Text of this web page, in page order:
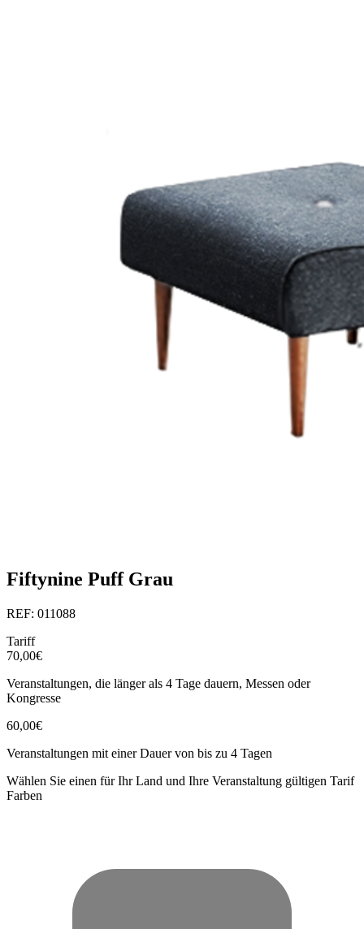
Fiftynine Puff Grau
REF: 011088
Tariff
70,00€
Veranstaltungen, die länger als 4 Tage dauern, Messen oder
Kongresse
60,00€
Veranstaltungen mit einer Dauer von bis zu 4 Tagen
Wählen Sie einen für Ihr Land und Ihre Veranstaltung gültigen Tarif
Farben